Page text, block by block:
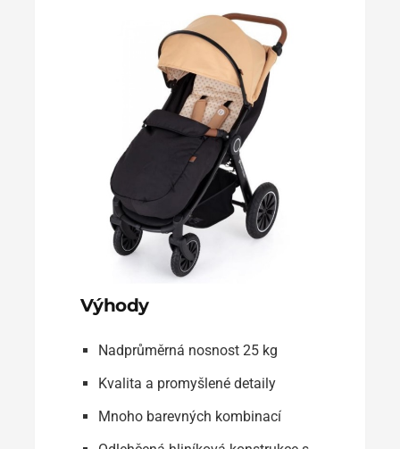
Výhody
Nadprůměrná nosnost 25 kg
Kvalita a promyšlené detaily
Mnoho barevných kombinací